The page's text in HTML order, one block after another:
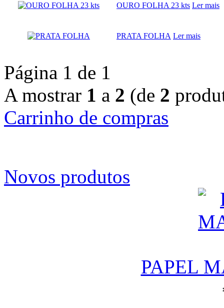
OURO FOLHA 23 kts Ler mais
PRATA FOLHA Ler mais
Página 1 de 1
A mostrar 1 a 2 (de 2
Carrinho de compras
Novos produtos
PAPEL